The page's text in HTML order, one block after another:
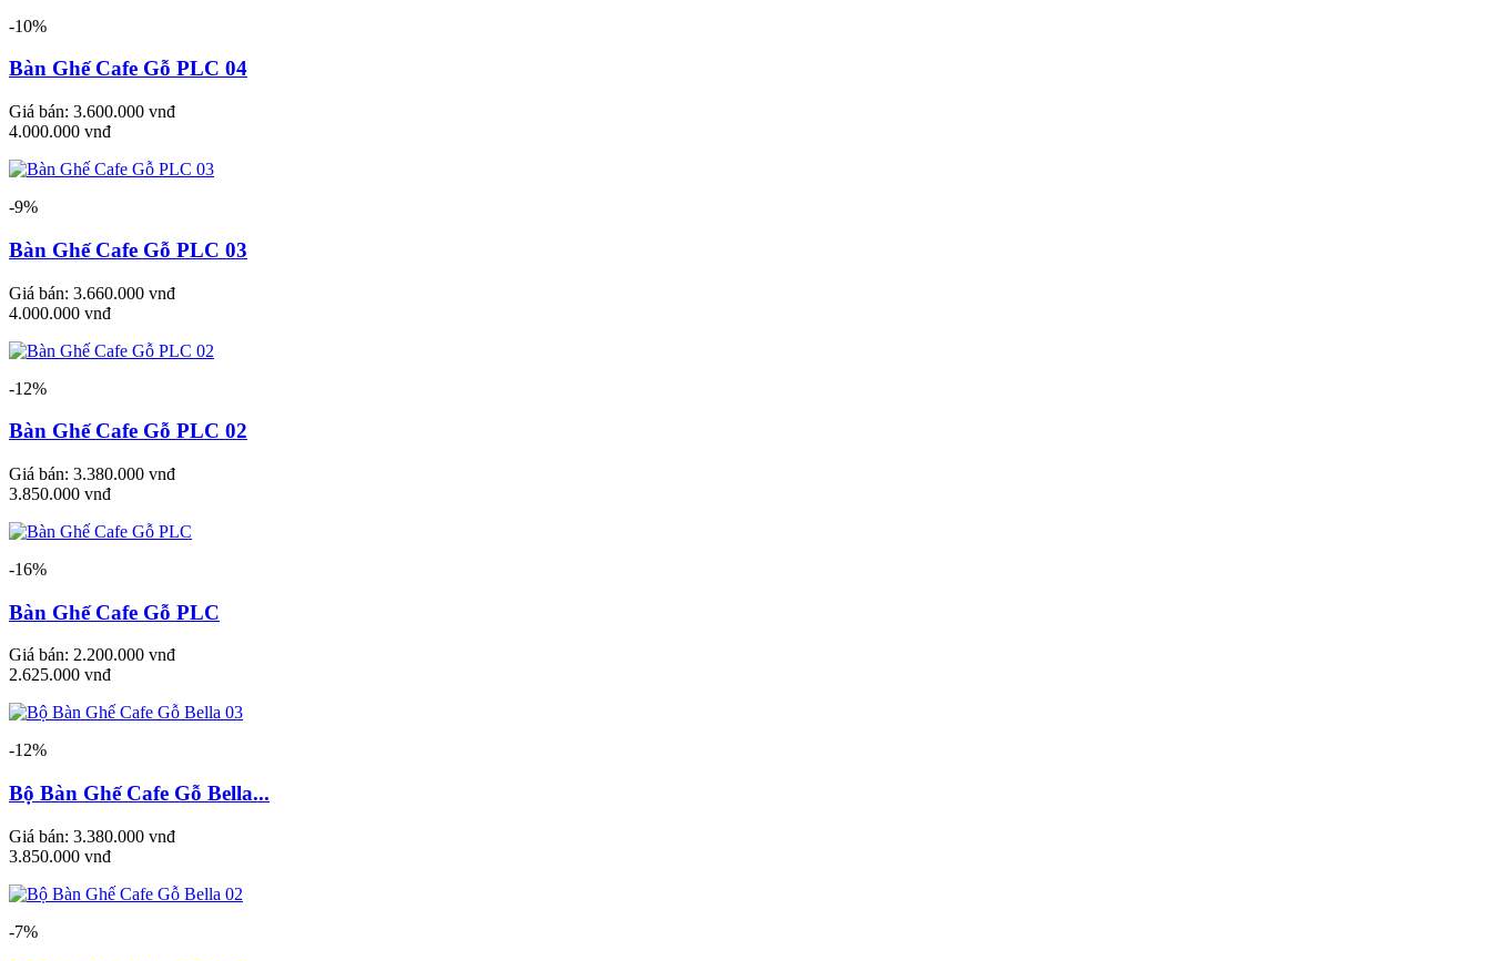
-10%
Bàn Ghế Cafe Gỗ PLC 04
Giá bán: 3.600.000 vnđ
4.000.000 vnđ
-9%
Bàn Ghế Cafe Gỗ PLC 03
Giá bán: 3.660.000 vnđ
4.000.000 vnđ
-12%
Bàn Ghế Cafe Gỗ PLC 02
Giá bán: 3.380.000 vnđ
3.850.000 vnđ
-16%
Bàn Ghế Cafe Gỗ PLC
Giá bán: 2.200.000 vnđ
2.625.000 vnđ
-12%
Bộ Bàn Ghế Cafe Gỗ Bella...
Giá bán: 3.380.000 vnđ
3.850.000 vnđ
-7%